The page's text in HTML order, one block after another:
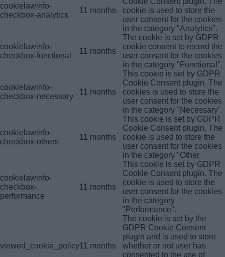
cookielawinfo-
checkbox-analytics
11 months
cookie is used to store the
user consent for the cookies
in the category "Analytics".
cookielawinfo-
checkbox-functional
11 months
The cookie is set by GDPR
cookie consent to record the
user consent for the cookies
in the category "Functional".
cookielawinfo-
checkbox-necessary
11 months
This cookie is set by GDPR
Cookie Consent plugin. The
cookies is used to store the
user consent for the cookies
in the category "Necessary".
cookielawinfo-
checkbox-others
11 months
This cookie is set by GDPR
Cookie Consent plugin. The
cookie is used to store the
user consent for the cookies
in the category "Other.
cookielawinfo-
checkbox-
performance
11 months
This cookie is set by GDPR
Cookie Consent plugin. The
cookie is used to store the
user consent for the cookies
in the category
"Performance".
viewed_cookie_policy11 months
The cookie is set by the
GDPR Cookie Consent
plugin and is used to store
whether or not user has
consented to the use of